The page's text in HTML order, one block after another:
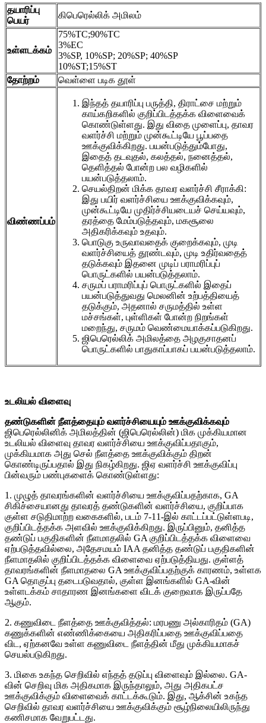
தயாரிப்பு
பெயர்
கிபெரெல்லிக் அமிலம்
உள்ளடக்கம்
75%TC;90%TC
3%EC
3%SP, 10%SP; 20%SP; 40%SP
10%ST;15%ST
தோற்றம்
வெள்ளை படிக தூள்
விண்ணப்பம்
இந்தத் தயாரிப்பு பருத்தி, திராட்சை மற்றும்
காய்கறிகளில் குறிப்பிடத்தக்க விளைவைக்
கொண்டுள்ளது. இது விதை முளைப்பு, தாவர
வளர்ச்சி மற்றும் முன்கூட்டியே பூப்பதை
ஊக்குவிக்கிறது. பயன்படுத்தும்போது, ​​
இதைத் தடவுதல், கலத்தல், நனைத்தல்,
தெளித்தல் போன்ற பல வழிகளில்
பயன்படுத்தலாம்.
செயல்திறன் மிக்க தாவர வளர்ச்சி சீராக்கி:
இது பயிர் வளர்ச்சியை ஊக்குவிக்கவும்,
முன்கூட்டியே முதிர்ச்சியடையச் செய்யவும்,
தரத்தை மேம்படுத்தவும், மகசூலை
அதிகரிக்கவும் உதவும்.
பொடுகு உருவாவதைக் குறைக்கவும், முடி
வளர்ச்சியைத் தூண்டவும், முடி உதிர்வதைத்
தடுக்கவும் இதனை முடிப் பராமரிப்புப்
பொருட்களில் பயன்படுத்தலாம்.
சருமப் பராமரிப்புப் பொருட்களில் இதைப்
பயன்படுத்துவது மெலனின் உற்பத்தியைத்
தடுக்கும், அதனால் சருமத்தில் உள்ள
மச்சங்கள், புள்ளிகள் போன்ற நிறங்கள்
மறைந்து, சருமம் வெண்மையாக்கப்படுகிறது.
ஜிபெரெல்லிக் அமிலத்தை அழகுசாதனப்
பொருட்களில் பாதுகாப்பாகப் பயன்படுத்தலாம்.
உடலியல் விளைவு
தண்டுகளின் நீளத்தையும் வளர்ச்சியையும் ஊக்குவிக்கவும்
ஜிபெரெல்லினிக் அமிலத்தின் (ஜிபெரெல்லின்) மிக முக்கியமான
உடலியல் விளைவு தாவர வளர்ச்சியை ஊக்குவிப்பதாகும்,
முக்கியமாக அது செல் நீளத்தை ஊக்குவிக்கும் திறன்
கொண்டிருப்பதால் இது நிகழ்கிறது. ஜிஏ வளர்ச்சி ஊக்குவிப்பு
பின்வரும் பண்புகளைக் கொண்டுள்ளது:
1. முழுத் தாவரங்களின் வளர்ச்சியை ஊக்குவிப்பதற்காக, GA
சிகிச்சையானது தாவரத் தண்டுகளின் வளர்ச்சியை, குறிப்பாக
குள்ள சடுதிமாற்ற வகைகளில், படம் 7-11-இல் காட்டப்பட்டுள்ளபடி,
குறிப்பிடத்தக்க அளவில் ஊக்குவிக்கிறது. இருப்பினும், தனித்த
தண்டுப் பகுதிகளின் நீளமாதலில் GA குறிப்பிடத்தக்க விளைவை
ஏற்படுத்தவில்லை, அதேசமயம் IAA தனித்த தண்டுப் பகுதிகளின்
நீளமாதலில் குறிப்பிடத்தக்க விளைவை ஏற்படுத்தியது. குள்ளத்
தாவரங்களின் நீளமாதலை GA ஊக்குவிப்பதற்குக் காரணம், உள்ளக
GA தொகுப்பு தடைபடுவதால், குள்ள இனங்களில் GA-வின்
உள்ளடக்கம் சாதாரண இனங்களை விடக் குறைவாக இருப்பதே
ஆகும்.
2. கணுவிடை நீளத்தை ஊக்குவித்தல்: மரபணு அல்காரிதம் (GA)
கணுக்களின் எண்ணிக்கையை அதிகரிப்பதை ஊக்குவிப்பதை
விட, ஏற்கனவே உள்ள கணுவிடை நீளத்தின் மீது முக்கியமாகச்
செயல்படுகிறது.
3. மிகை உகந்த செறிவில் எந்தத் தடுப்பு விளைவும் இல்லை. GA-
வின் செறிவு மிக அதிகமாக இருந்தாலும், அது அதிகபட்ச
ஊக்குவிக்கும் விளைவைக் காட்டக்கூடும். இது, ஆக்சின் உகந்த
செறிவில் தாவர வளர்ச்சியை ஊக்குவிக்கும் சூழ்நிலையிலிருந்து
கணிசமாக வேறுபட்டது.